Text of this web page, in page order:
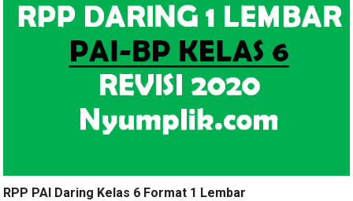
RPP PAI Daring Kelas 6 Format 1 Lembar